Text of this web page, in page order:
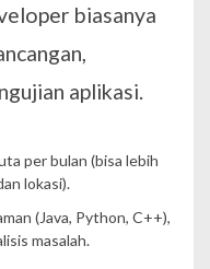
biasanya
aplikasi.
per bulan (bisa lebih
lokasi).
(Java, Python, C++),
masalah.